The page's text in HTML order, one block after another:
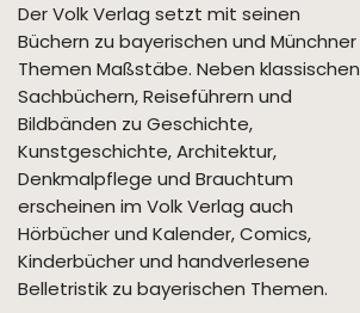
Der Volk Verlag setzt mit seinen
Büchern zu bayerischen und Münchner
Themen Maßstäbe. Neben klassischen
Sachbüchern, Reiseführern und
Bildbänden zu Geschichte,
Kunstgeschichte, Architektur,
Denkmalpflege und Brauchtum
erscheinen im Volk Verlag auch
Hörbücher und Kalender, Comics,
Kinderbücher und handverlesene
Belletristik zu bayerischen Themen.